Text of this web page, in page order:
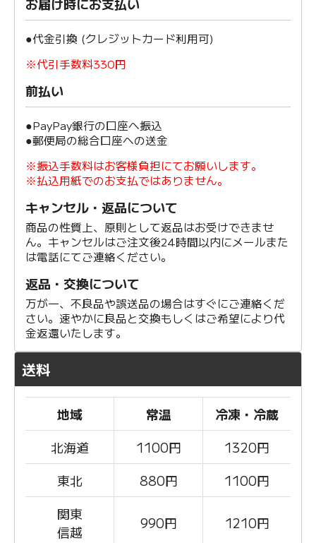
お届け時にお支払い
●代金引換 (クレジットカード利用可)
※代引手数料330円
前払い
●PayPay銀行の口座へ振込
●郵便局の総合口座への送金
※振込手数料はお客様負担にてお願いします。
※払込用紙でのお支払ではありません。
キャンセル・返品について
商品の性質上、原則として返品はお受けできませ
ん。キャンセルはご注文後24時間以内にメールまた
は電話にてご連絡ください。
返品・交換について
万が一、不良品や誤送品の場合はすぐにご連絡くだ
さい。速やかに良品と交換もしくはご希望により代
金返還いたします。
送料
地域 常温
冷凍・冷蔵
北海道
1100円
1320円
東北
880円
1100円
関東
信越
990円 1210円